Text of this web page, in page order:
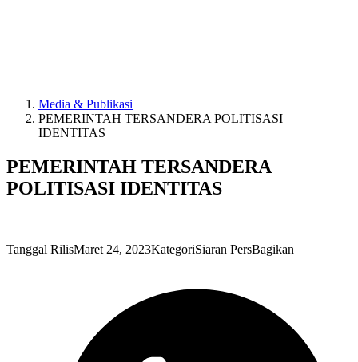
Media & Publikasi
PEMERINTAH TERSANDERA POLITISASI
IDENTITAS
PEMERINTAH TERSANDERA
POLITISASI IDENTITAS
Tanggal RilisMaret 24, 2023KategoriSiaran PersBagikan